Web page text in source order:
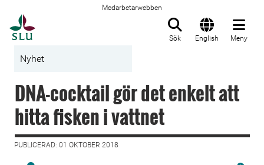
Medarbetarwebben
Sök English Meny
Nyhet
DNA-cocktail gör det enkelt att
hitta fisken i vattnet
PUBLICERAD: 01 OKTOBER 2018